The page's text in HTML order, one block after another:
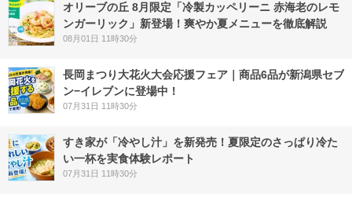
オリーブの丘 8月限定「冷製カッペリーニ 赤海老のレモ
ンガーリック」新登場！爽やか夏メニューを徹底解説
08月01日 11時30分
長岡まつり大花火大会応援フェア｜商品6品が新潟県セブ
ン−イレブンに登場中！
07月31日 11時30分
すき家が「冷やし汁」を新発売！夏限定のさっぱり冷た
い一杯を実食体験レポート
07月31日 11時30分